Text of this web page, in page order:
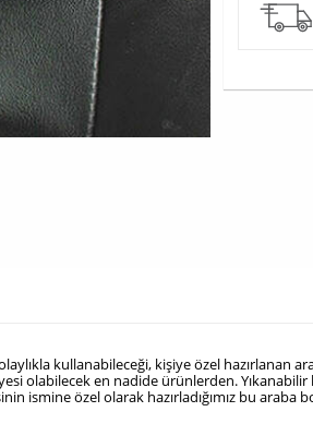
kullanabileceği, kişiye özel hazırlanan
olabilecek en nadide ürünlerden.
ismine özel olarak hazırladığımız bu